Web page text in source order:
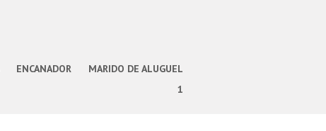
ENCANADOR
MARIDO DE ALUGUEL
1